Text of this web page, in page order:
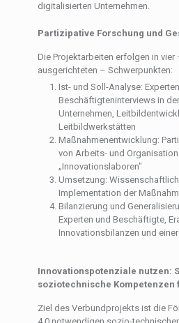
digitalisierten Unternehmen.
Partizipative Forschung und
Die Projektarbeiten erfolgen in vier
ausgerichteten – Schwerpunkten:
Ist- und Soll-Analyse:
Beschäftigteninterviews in
Unternehmen,
Leitbildwerkstätten
Maßnahmenentwicklung:
von Arbeits- und
„Innovationslaboren"
Umsetzung:
Implementation der
Bilanzierung und
Experten und Beschäftigte,
Innovationsbilanzen und
Innovationspotenziale nutzen:
soziotechnische Kompetenzen
Ziel des Verbundprojekts ist die